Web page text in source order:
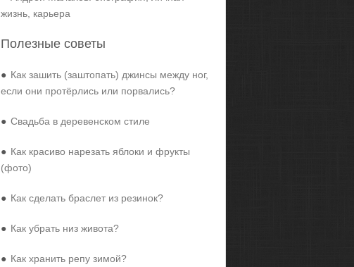
жизнь, карьера
Полезные советы
● Как зашить (заштопать) джинсы между ног,
если они протёрлись или порвались?
● Свадьба в деревенском стиле
● Как красиво нарезать яблоки и фрукты
(фото)
● Как сделать браслет из резинок?
● Как убрать низ живота?
● Как хранить репу зимой?